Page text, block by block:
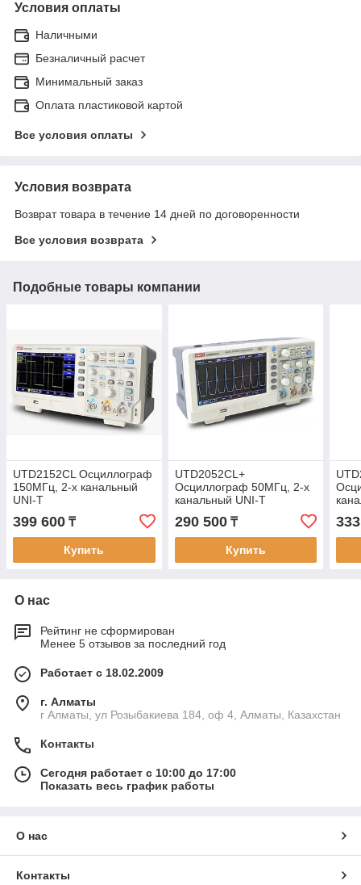
Условия оплаты
Наличными
Безналичный расчет
Минимальный заказ
Оплата пластиковой картой
Все условия оплаты
Условия возврата
Возврат товара в течение 14 дней по договоренности
Все условия возврата
Подобные товары компании
UTD2152CL Осциллограф
150МГц, 2-х канальный
UNI-T
399 600 ₸
Купить
UTD2052CL+
Осциллограф 50МГц, 2-х
канальный UNI-T
290 500₸
Купить
О нас
Рейтинг не сформирован
Менее 5 отзывов за последний год
Работает с 18.02.2009
г. Алматы
г Алматы, ул Розыбакиева 184, оф 4, Алматы, Казахстан
Контакты
Сегодня работает с 10:00 до 17:00
Показать весь график работы
О нас
Контакты